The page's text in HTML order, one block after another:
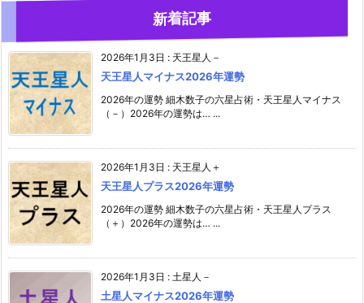
新着記事
2026年1月3日 : 天王星人－
天王星人マイナス2026年運勢
2026年の運勢 細木数子の六星占術・天王星人マイナス
（－）2026年の運勢は… ...
2026年1月3日 : 天王星人＋
天王星人プラス2026年運勢
2026年の運勢 細木数子の六星占術・天王星人プラス
（＋）2026年の運勢は… ...
2026年1月3日 : 土星人－
土星人マイナス2026年運勢